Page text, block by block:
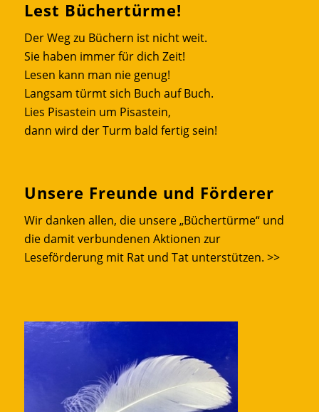
Lest Büchertürme!
Der Weg zu Büchern ist nicht weit.
Sie haben immer für dich Zeit!
Lesen kann man nie genug!
Langsam türmt sich Buch auf Buch.
Lies Pisastein um Pisastein,
dann wird der Turm bald fertig sein!
Unsere Freunde und Förderer
Wir danken allen, die unsere „Büchertürme“ und
die damit verbundenen Aktionen zur
Leseförderung mit Rat und Tat unterstützen. >>